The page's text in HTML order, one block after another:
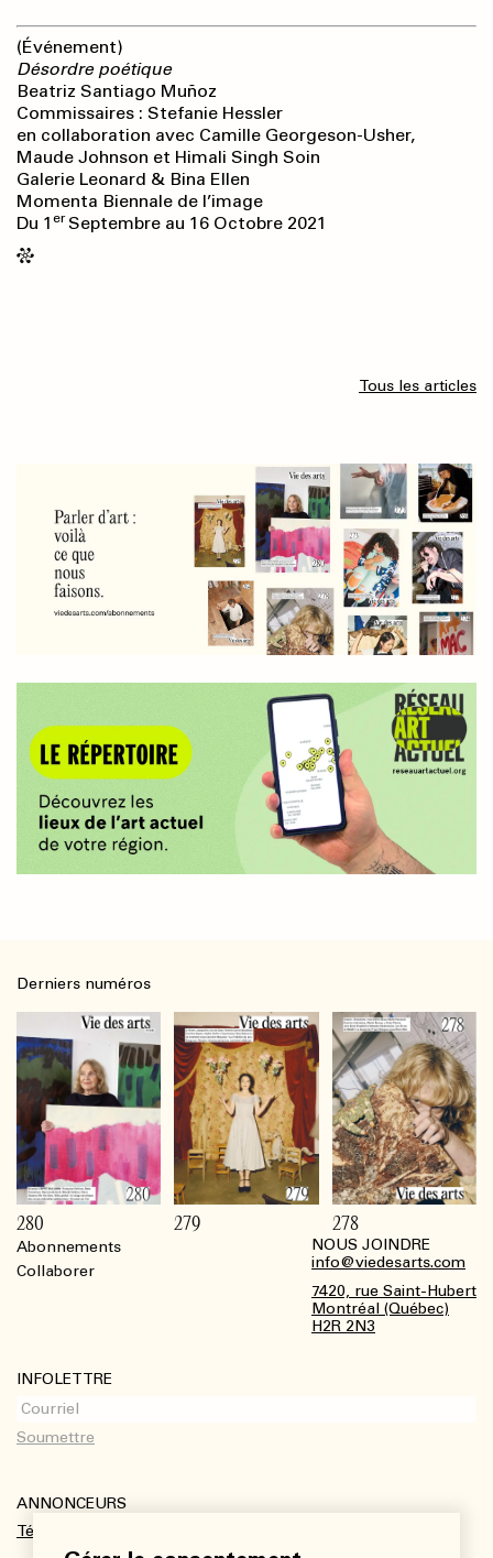
(Événement)
Désordre poétique
Beatriz Santiago Muñoz
Commissaires : Stefanie Hessler
en collaboration avec Camille Georgeson-Usher,
Maude Johnson et Himali Singh Soin
Galerie Leonard & Bina Ellen
Momenta Biennale de l’image
Du 1 er Septembre au 16 Octobre 2021
Tous les articles
Abonnements
Collaborer
NOUS JOINDRE
info@viedesarts.com
7420, rue Saint-Hubert
Montréal (Québec)
H2R 2N3
INFOLETTRE
ANNONCEURS
Télécharger le kit média
Derniers numéros
280 279 278